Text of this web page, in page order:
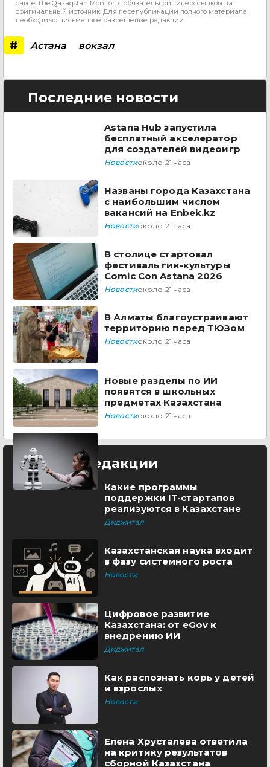
сайте The Qazaqstan Monitor, с обязательной гиперссылкой на
оригинальный источник. Для перепубликации полного материала
необходимо письменное разрешение редакции.
# Астана вокзал
Последние новости
Astana Hub запустила
бесплатный акселератор
для создателей видеоигр
Новостиоколо 21 часа
Названы города Казахстана
с наибольшим числом
вакансий на Enbek.kz
Новостиоколо 21 часа
В столице стартовал
фестиваль гик-культуры
Comic Con Astana 2026
Новостиоколо 21 часа
В Алматы благоустраивают
территорию перед ТЮЗом
Новостиоколо 21 часа
Новые разделы по ИИ
появятся в школьных
предметах Казахстана
Новостиоколо 21 часа
Выбор редакции
Какие программы
поддержки IT-стартапов
реализуются в Казахстане
Диджитал
Казахстанская наука входит
в фазу системного роста
Новости
Цифровое развитие
Казахстана: от eGov к
внедрению ИИ
Диджитал
Как распознать корь у детей
и взрослых
Новости
Елена Хрусталева ответила
на критику результатов
сборной Казахстана